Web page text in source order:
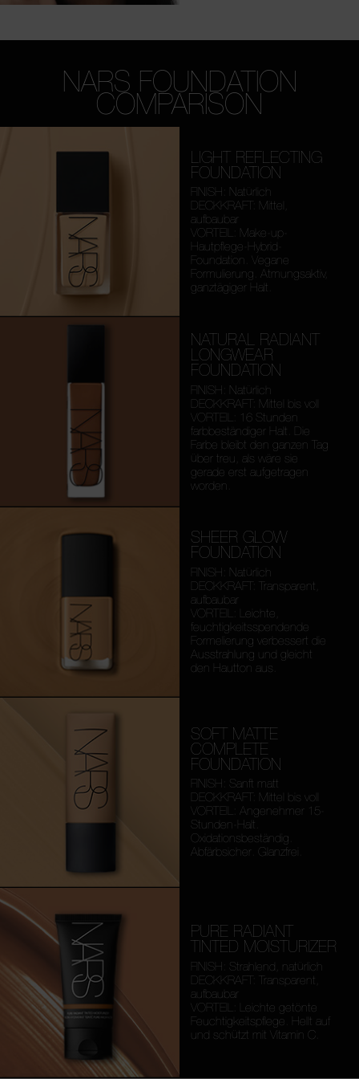
NARS FOUNDATION
COMPARISON
LIGHT REFLECTING
FOUNDATION
FINISH: Natürlich
DECKKRAFT: Mittel,
aufbaubar
VORTEIL: Make-up-
Hautpflege-Hybrid-
Foundation. Vegane
Formulierung. Atmungsaktiv,
ganztägiger Halt.
NATURAL RADIANT
LONGWEAR
FOUNDATION
FINISH: Natürlich
DECKKRAFT: Mittel bis voll
VORTEIL: 16 Stunden
farbbeständiger Halt. Die
Farbe bleibt den ganzen Tag
über treu, als wäre sie
gerade erst aufgetragen
worden.
SHEER GLOW
FOUNDATION
FINISH: Natürlich
DECKKRAFT: Transparent,
aufbaubar
VORTEIL: Leichte,
feuchtigkeitsspendende
Formelierung verbessert die
Ausstrahlung und gleicht
den Hautton aus.
SOFT MATTE
COMPLETE
FOUNDATION
FINISH: Sanft matt
DECKKRAFT: Mittel bis voll
VORTEIL: Angenehmer 15-
Stunden-Halt.
Oxidationsbeständig.
Abfärbsicher. Glanzfrei.
PURE RADIANT
TINTED MOISTURIZER
FINISH: Strahlend, natürlich
DECKKRAFT: Transparent,
aufbaubar
VORTEIL: Leichte getönte
Feuchtigkeitspflege. Hellt auf
und schützt mit Vitamin C.